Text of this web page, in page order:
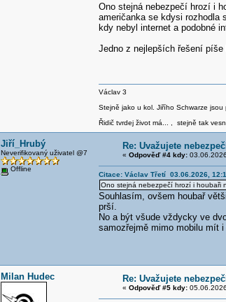
Ono stejná nebezpečí hrozí i
američanka se kdysi rozhodla
kdy nebyl internet a podobné
Jedno z nejlepších řešení
Václav 3
Stejně jako u kol. Jiřího Schwarze jsou
Řidič tvrdej život má... , stejně tak
Jiří_Hrubý
Neverifikovaný uživatel @7
Offline
Re: Uvažujete
« Odpověď #4 kdy:
Citace: Václav Třetí 03.06.2026,
Ono stejná nebezpečí hrozí i houbaři
Souhlasím, ovšem houbař
prší.
No a být všude vždycky ve
samozřejmě mimo mobilu mít
Milan Hudec Re: Uvažujete
« Odpověď #5 kdy: